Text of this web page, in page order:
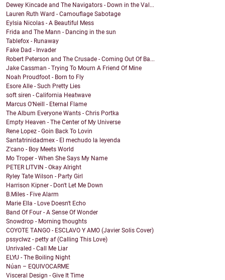
Dewey Kincade and The Navigators - Down in the Val...
Lauren Ruth Ward - Camouflage Sabotage
Eylsia Nicolas - A Beautiful Mess
Frida and The Mann - Dancing in the sun
Tablefox - Runaway
Fake Dad - Invader
Robert Peterson and The Crusade - Coming Out Of Ba...
Jake Cassman - Trying To Mourn A Friend Of Mine
Noah Proudfoot - Born to Fly
Esore Alle - Such Pretty Lies
soft siren - California Heatwave
Marcus O'Neill - Eternal Flame
The Album Everyone Wants - Chris Portka
Empty Heaven - The Center of My Universe
Rene Lopez - Goin Back To Lovin
Santatrinidadmex - El mechudo la leyenda
Z'cano - Boy Meets World
Mo Troper - When She Says My Name
PETER LITVIN - Okay Alright
Ryley Tate Wilson - Party Girl
Harrison Kipner - Don't Let Me Down
B.Miles - Five Alarm
Marie Ella - Love Doesn't Echo
Band Of Four - A Sense Of Wonder
Snowdrop - Morning thoughts
COYOTE TANGO - ESCLAVO Y AMO (Javier Solis Cover)
pssyclwz - petty af (Calling This Love)
Unrivaled - Call Me Liar
ELYU - The Boiling Night
Núan – EQUIVOCARME
Visceral Design - Give It Time